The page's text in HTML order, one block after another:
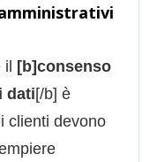
il [b]consenso
dati[/b] è
clienti devono